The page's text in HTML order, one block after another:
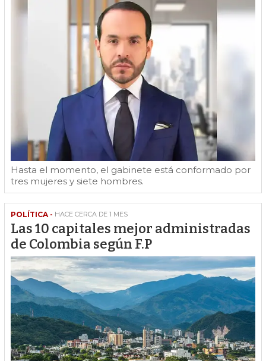
Hasta el momento, el gabinete está conformado por
tres mujeres y siete hombres.
POLÍTICA - HACE CERCA DE 1 MES
Las 10 capitales mejor administradas
de Colombia según F.P